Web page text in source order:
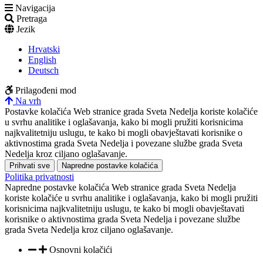
Navigacija
Pretraga
Jezik
Hrvatski
English
Deutsch
Prilagođeni mod
Na vrh
Postavke kolačića Web stranice grada Sveta Nedelja koriste kolačiće
u svrhu analitike i oglašavanja, kako bi mogli pružiti korisnicima
najkvalitetniju uslugu, te kako bi mogli obavještavati korisnike o
aktivnostima grada Sveta Nedelja i povezane službe grada Sveta
Nedelja kroz ciljano oglašavanje.
Prihvati sve Napredne postavke kolačića
Politika privatnosti
Napredne postavke kolačića Web stranice grada Sveta Nedelja
koriste kolačiće u svrhu analitike i oglašavanja, kako bi mogli pružiti
korisnicima najkvalitetniju uslugu, te kako bi mogli obavještavati
korisnike o aktivnostima grada Sveta Nedelja i povezane službe
grada Sveta Nedelja kroz ciljano oglašavanje.
Osnovni kolačići